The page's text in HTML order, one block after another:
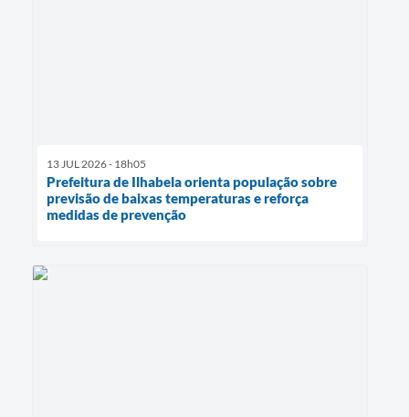
13 JUL 2026 - 18h05
Prefeitura de Ilhabela orienta população sobre
previsão de baixas temperaturas e reforça
medidas de prevenção